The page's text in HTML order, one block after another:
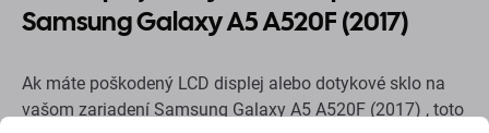
Samsung Galaxy A5 A520F (2017)
Ak máte poškodený LCD displej alebo dotykové sklo na
vašom zariadení Samsung Galaxy A5 A520F (2017) , toto